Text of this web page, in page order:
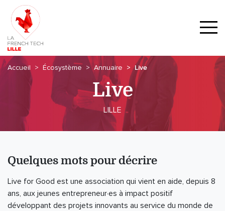
Accueil Écosystème Annuaire Live
Live
LILLE
Quelques mots pour décrire
Live for Good est une association qui vient en aide, depuis 8
ans, aux jeunes entrepreneur·es à impact positif
développant des projets innovants au service du monde de